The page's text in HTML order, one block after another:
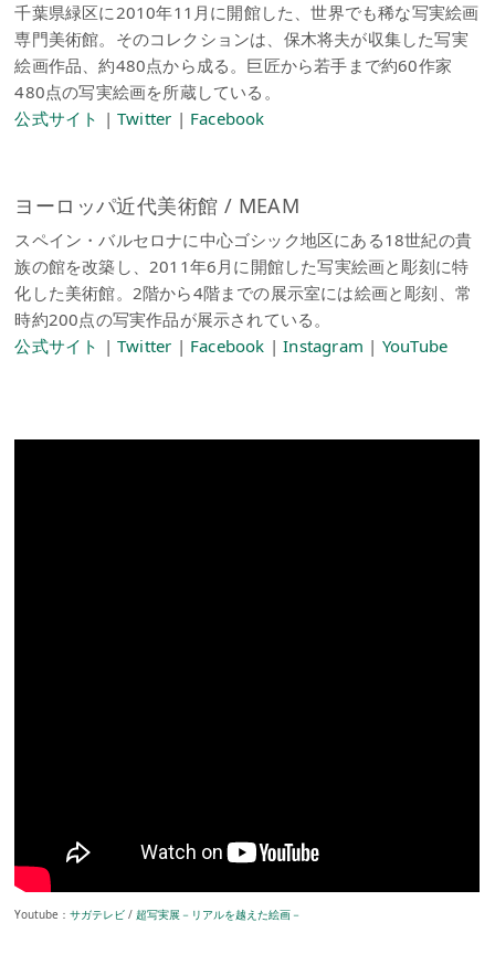
千葉県緑区に2010年11月に開館した、世界でも稀な写実絵画
専門美術館。そのコレクションは、保木将夫が収集した写実
絵画作品、約480点から成る。巨匠から若手まで約60作家
480点の写実絵画を所蔵している。
公式サイト |Twitter | Facebook
ヨーロッパ近代美術館 / MEAM
スペイン・バルセロナに中心ゴシック地区にある18世紀の貴
族の館を改築し、2011年6月に開館した写実絵画と彫刻に特
化した美術館。2階から4階までの展示室には絵画と彫刻、常
時約200点の写実作品が展示されている。
公式サイト |Twitter | Facebook |Instagram | YouTube
Youtube：サガテレビ /超写実展－リアルを越えた絵画－